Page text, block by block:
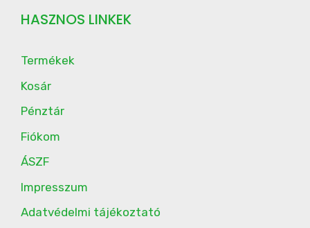
HASZNOS LINKEK
Termékek
Kosár
Pénztár
Fiókom
ÁSZF
Impresszum
Adatvédelmi tájékoztató